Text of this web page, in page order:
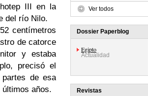
III en la
del río Nilo.
centímetros
de catorce
y estaba
precisó el
de esa
años.
Ver todos
Dossier Paperblog
Egipto
Actualidad
Revistas